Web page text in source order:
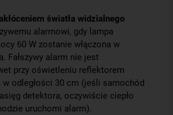
światła widzialnego
alarmowi, gdy lampa
60 W zostanie włączona w
Fałszywy alarm nie jest
przy oświetleniu reflektorem
odległości 30 cm (jeśli samochód
detektora, oczywiście ciepło
uruchomi alarm).